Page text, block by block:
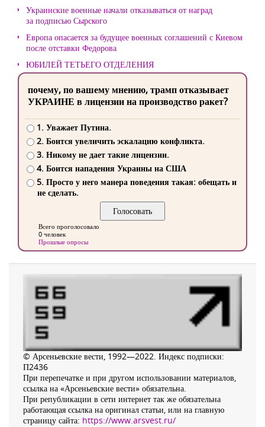
Украинские военные начали отказываться от наград
за подписью Сырского
Европа опасается за будущее военных соглашений с Киевом
после отставки Федорова
ЮБИЛЕЙ ТЕТЬЕГО ОТДЕЛЕНИЯ
почему, по вашему мнению, трамп отказывает
УКРАИНЕ в лицензии на производство ракет?
1. Уважает Путина.
2. Боится увеличить эскалацию конфликта.
3. Никому не дает такие лицензии.
4. Боится нападения Украины на США
5. Просто у него манера поведения такая: обещать и
не сделать.
Всего проголосовало
0 человек
Прошлые опросы
© Арсеньевские вести, 1992—2022. Индекс подписки:
П2436
При перепечатке и при другом использовании материалов,
ссылка на «Арсеньевские вести» обязательна.
При републикации в сети интернет так же обязательна
работающая ссылка на оригинал статьи, или на главную
страницу сайта: https://www.arsvest.ru/